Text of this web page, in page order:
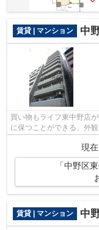
賃貸 | マンション 中
買い物もライフ東中野店
に保つことができる、外
セキュリティ面が気にな
現
「中野区
賃貸 | マンション 中